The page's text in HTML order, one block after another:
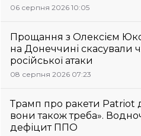
06 серпня 2026 10:05
Прощання з Олексієм
на Донеччині скасували
російської атаки
08 серпня 2026 07:23
Трамп про ракети Patriot
вони також треба».
дефіцит ППО